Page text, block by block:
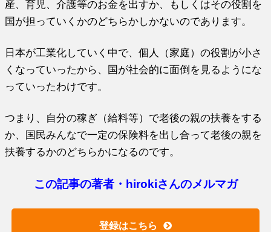
産、育児、介護等のお金を出すか、もしくはその役割を
国が担っていくかのどちらかしかないのであります。
日本が工業化していく中で、個人（家庭）の役割が小さ
くなっていったから、国が社会的に面倒を見るようにな
っていったわけです。
つまり、自分の稼ぎ（給料等）で老後の親の扶養をする
か、国民みんなで一定の保険料を出し合って老後の親を
扶養するかのどちらかになるのです。
この記事の著者・hirokiさんのメルマガ
登録はこちら